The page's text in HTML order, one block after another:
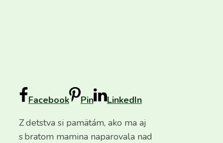
Facebook Pin
LinkedIn
Z detstva si pamätám, ako ma aj
s bratom mamina naparovala nad